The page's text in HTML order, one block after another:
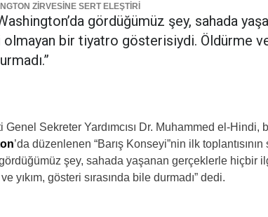
ZİRVESİNE SERT ELEŞTİRİ
gördüğümüz şey, sahada
bir tiyatro gösterisiydi. Öldürme ve
Sekreter Yardımcısı Dr. Muhammed el-Hindi,
’da düzenlenen “Barış Konseyi”nin ilk toplantısının
şey, sahada yaşanan gerçeklerle hiçbir
yıkım, gösteri sırasında bile durmadı” dedi.